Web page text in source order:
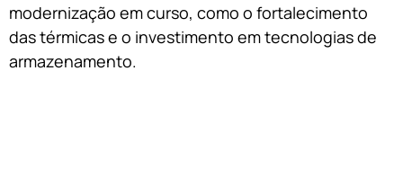
modernização em curso, como o fortalecimento
das térmicas e o investimento em tecnologias de
armazenamento.